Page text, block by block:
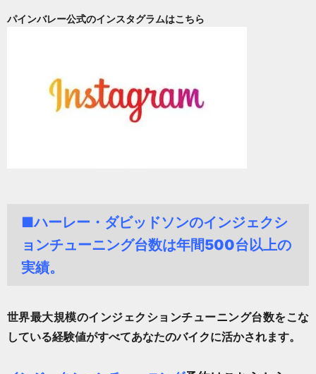
パインバレー公式のインスタグラムはこちら
■ハーレー・ダビッドソンのインジェクシ
ョンチューニング台数は年間500台以上の
実績。
世界最大規模のインジェクションチューニング台数をこな
している経験値がすべてあなたのバイクに活かされます。